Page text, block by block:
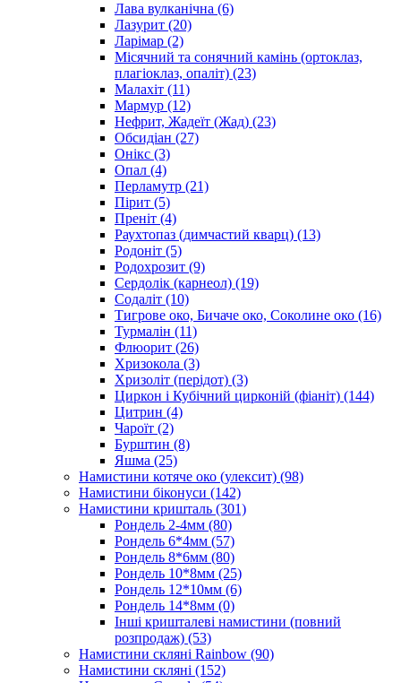
Лава вулканічна (6)
Лазурит (20)
Ларімар (2)
Місячний та сонячний камінь (ортоклаз,
плагіоклаз, опаліт) (23)
Малахіт (11)
Мармур (12)
Нефрит, Жадеїт (Жад) (23)
Обсидіан (27)
Онікс (3)
Опал (4)
Перламутр (21)
Пірит (5)
Преніт (4)
Раухтопаз (димчастий кварц) (13)
Родоніт (5)
Родохрозит (9)
Сердолік (карнеол) (19)
Содаліт (10)
Тигрове око, Бичаче око, Соколине око (16)
Турмалін (11)
Флюорит (26)
Хризокола (3)
Хризоліт (перідот) (3)
Циркон і Кубічний цирконій (фіаніт) (144)
Цитрин (4)
Чароїт (2)
Бурштин (8)
Яшма (25)
Намистини котяче око (улексит) (98)
Намистини біконуси (142)
Намистини кришталь (301)
Рондель 2-4мм (80)
Рондель 6*4мм (57)
Рондель 8*6мм (80)
Рондель 10*8мм (25)
Рондель 12*10мм (6)
Рондель 14*8мм (0)
Інші кришталеві намистини (повний
розпродаж) (53)
Намистини скляні Rainbow (90)
Намистини скляні (152)